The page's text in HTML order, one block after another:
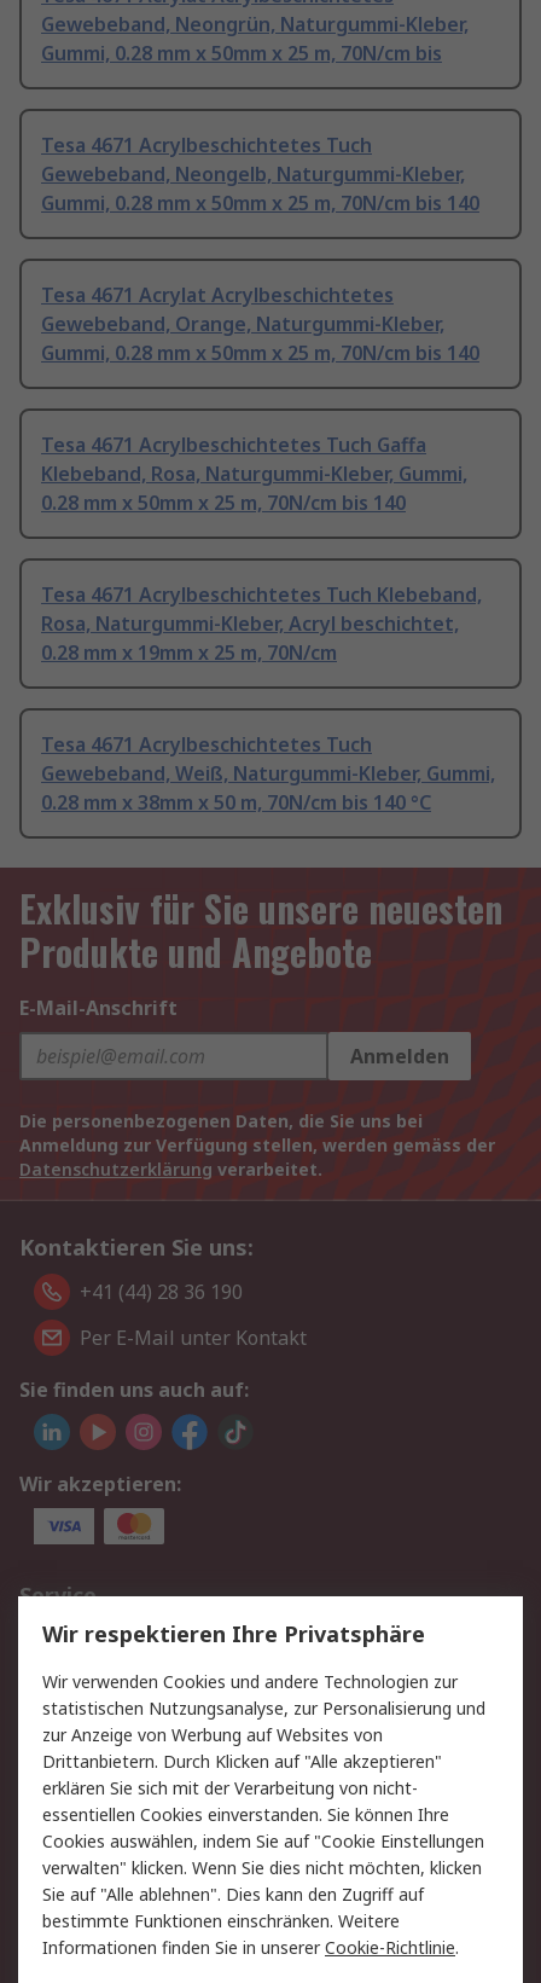
Gewebeband, Neongrün, Naturgummi-Kleber,
Gummi, 0.28 mm x 50mm x 25 m, 70N/cm bis
Tesa 4671 Acrylbeschichtetes Tuch
Gewebeband, Neongelb, Naturgummi-Kleber,
Gummi, 0.28 mm x 50mm x 25 m, 70N/cm bis 140
Tesa 4671 Acrylat Acrylbeschichtetes
Gewebeband, Orange, Naturgummi-Kleber,
Gummi, 0.28 mm x 50mm x 25 m, 70N/cm bis 140
Tesa 4671 Acrylbeschichtetes Tuch Gaffa
Klebeband, Rosa, Naturgummi-Kleber, Gummi,
0.28 mm x 50mm x 25 m, 70N/cm bis 140
Tesa 4671 Acrylbeschichtetes Tuch Klebeband,
Rosa, Naturgummi-Kleber, Acryl beschichtet,
0.28 mm x 19mm x 25 m, 70N/cm
Tesa 4671 Acrylbeschichtetes Tuch
Gewebeband, Weiß, Naturgummi-Kleber, Gummi,
0.28 mm x 38mm x 50 m, 70N/cm bis 140 °C
Exklusiv für Sie unsere neuesten
Produkte und Angebote
E-Mail-Anschrift
Anmelden
Die personenbezogenen Daten, die Sie uns bei
Anmeldung zur Verfügung stellen, werden gemäss der
Datenschutzerklärung verarbeitet.
Kontaktieren Sie uns:
+41 (44) 28 36 190
Per E-Mail unter Kontakt
Sie finden uns auch auf:
Wir akzeptieren:
Service
Value Added Services
Lieferlösungen
Rücksendungen
Kontakt
Hilfe
Rechtliches
AGB
Datenschutz
Cookie-Richtlinie
Zahlungsbedingungen
Copyright/Impressum
Über RS
Wir respektieren Ihre Privatsphäre
Wir verwenden Cookies und andere Technologien zur
statistischen Nutzungsanalyse, zur Personalisierung und
zur Anzeige von Werbung auf Websites von
Drittanbietern. Durch Klicken auf "Alle akzeptieren"
erklären Sie sich mit der Verarbeitung von nicht-
essentiellen Cookies einverstanden. Sie können Ihre
Cookies auswählen, indem Sie auf "Cookie Einstellungen
verwalten" klicken. Wenn Sie dies nicht möchten, klicken
Sie auf "Alle ablehnen". Dies kann den Zugriff auf
bestimmte Funktionen einschränken. Weitere
Informationen finden Sie in unsererCookie-Richtlinie.